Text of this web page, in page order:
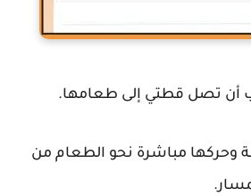
أن تصل قطتي إلى طعامها.
وحركها مباشرة نحو الطعام من